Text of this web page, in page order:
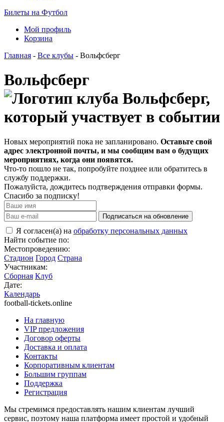
Билеты на Футбол
Мой профиль
Корзина
Главная - Все клубы - Вольфсберг
Вольфсберг
Новых мероприятий пока не запланировано. Оставьте свой
адрес электронной почты, и мы сообщим вам о будущих
мероприятиях, когда они появятся.
Что-то пошло не так, попробуйте позднее или обратитесь в
службу поддержки.
Пожалуйста, дождитесь подтверждения отправки формы.
Спасибо за подписку!
Подписаться на обновление
Я согласен(а) на обработку персональных данных
Найти событие по:
Местопроведению:
Стадион Город Страна
Участникам:
Сборная Клуб
Дате:
Календарь
football-tickets.online
На главную
VIP предложения
Договор оферты
Доставка и оплата
Контакты
Корпоративным клиентам
Большим группам
Поддержка
Регистрация
Мы стремимся предоставлять нашим клиентам лучший
сервис, поэтому наша платформа имеет простой и удобный